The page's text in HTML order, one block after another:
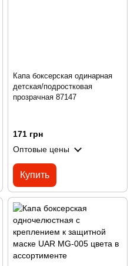
Капа боксерская одинарная
детская/подростковая
прозрачная 87147
171 грн
Оптовые цены
Купить